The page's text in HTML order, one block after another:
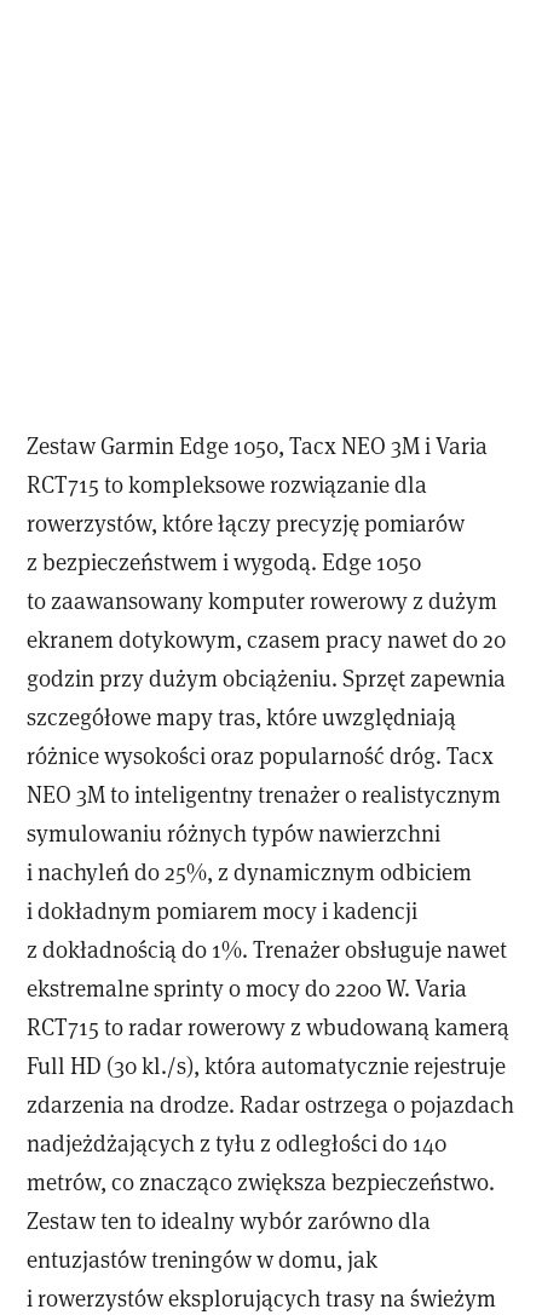
Zestaw Garmin Edge 1050, Tacx NEO 3M i Varia
RCT715 to kompleksowe rozwiązanie dla
rowerzystów, które łączy precyzję pomiarów
z bezpieczeństwem i wygodą. Edge 1050
to zaawansowany komputer rowerowy z dużym
ekranem dotykowym, czasem pracy nawet do 20
godzin przy dużym obciążeniu. Sprzęt zapewnia
szczegółowe mapy tras, które uwzględniają
różnice wysokości oraz popularność dróg. Tacx
NEO 3M to inteligentny trenażer o realistycznym
symulowaniu różnych typów nawierzchni
i nachyleń do 25%, z dynamicznym odbiciem
i dokładnym pomiarem mocy i kadencji
z dokładnością do 1%. Trenażer obsługuje nawet
ekstremalne sprinty o mocy do 2200 W. Varia
RCT715 to radar rowerowy z wbudowaną kamerą
Full HD (30 kl./s), która automatycznie rejestruje
zdarzenia na drodze. Radar ostrzega o pojazdach
nadjeżdżających z tyłu z odległości do 140
metrów, co znacząco zwiększa bezpieczeństwo.
Zestaw ten to idealny wybór zarówno dla
entuzjastów treningów w domu, jak
i rowerzystów eksplorujących trasy na świeżym